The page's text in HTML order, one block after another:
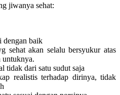
jiwanya sehat:
dengan baik
sehat akan selalu bersyukur atas
untuknya.
tidak dari satu sudut saja
realistis terhadap dirinya, tidak